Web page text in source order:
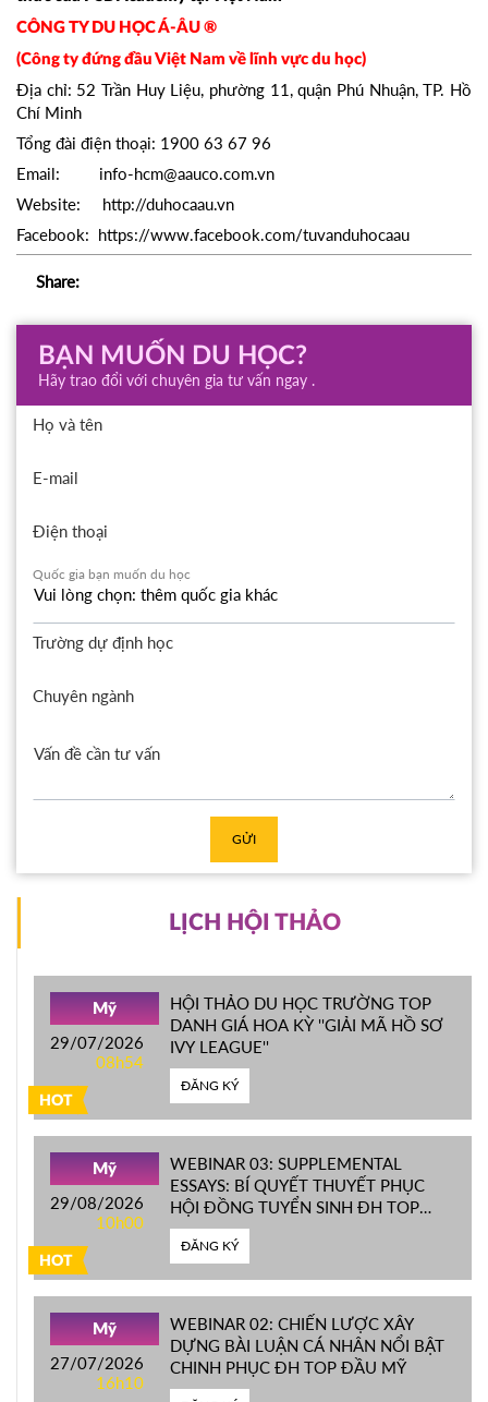
CÔNG TY DU HỌC Á-ÂU ®
(Công ty đứng đầu Việt Nam về lĩnh vực du học)
Địa chỉ: 52 Trần Huy Liệu, phường 11, quận Phú Nhuận, TP. Hồ
Chí Minh
Tổng đài điện thoại: 1900 63 67 96
Email: info-hcm@aauco.com.vn
Website: http://duhocaau.vn
Facebook: https://www.facebook.com/tuvanduhocaau
Share:
BẠN MUỐN DU HỌC?
Hãy trao đổi với chuyên gia tư vấn ngay .
Họ và tên
E-mail
Điện thoại
Quốc gia bạn muốn du học
Trường dự định học
Chuyên ngành
GỬI
LỊCH HỘI THẢO
HOT
Mỹ
29/07/2026
08h54
HỘI THẢO DU HỌC TRƯỜNG TOP
DANH GIÁ HOA KỲ ''GIẢI MÃ HỒ SƠ
IVY LEAGUE''
ĐĂNG KÝ
HOT
Mỹ
29/08/2026
10h00
WEBINAR 03: SUPPLEMENTAL
ESSAYS: BÍ QUYẾT THUYẾT PHỤC
HỘI ĐỒNG TUYỂN SINH ĐH TOP
ĐẦU MỸ
ĐĂNG KÝ
Mỹ
27/07/2026
16h10
WEBINAR 02: CHIẾN LƯỢC XÂY
DỰNG BÀI LUẬN CÁ NHÂN NỔI BẬT
CHINH PHỤC ĐH TOP ĐẦU MỸ